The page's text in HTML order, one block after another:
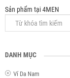
Sản phẩm tại 4MEN
DANH MỤC
Ví Da Nam